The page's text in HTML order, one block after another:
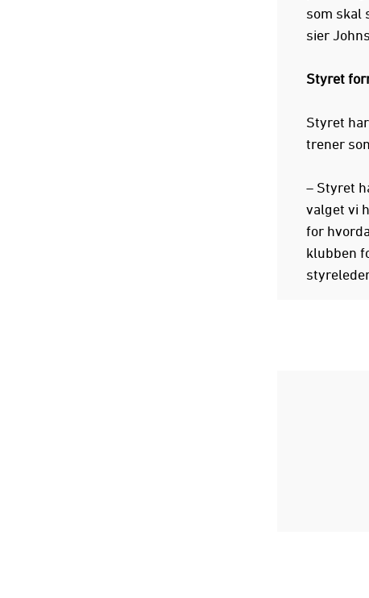
som skal
sier
Styret
Styret
trener
– Styret
valget vi
for
klubben